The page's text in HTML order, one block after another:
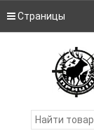
Страницы